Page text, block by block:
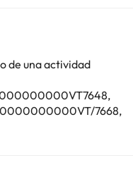
de una actividad
7668,